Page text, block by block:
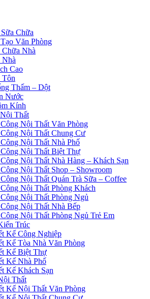
Chữa
Văn Phòng
Chữa Nhà
Nhà
Cao
Tôn
Thấm – Dột
Nước
Kính
Thất
Nội Thất Văn Phòng
Nội Thất Chung Cư
Nội Thất Nhà Phố
Nội Thất Biệt Thự
Nội Thất Nhà Hàng – Khách Sạn
Nội Thất Shop – Showroom
Nội Thất Quán Trà Sữa – Coffee
Nội Thất Phòng Khách
Nội Thất Phòng Ngủ
Nội Thất Nhà Bếp
Nội Thất Phòng Ngủ Trẻ Em
Trúc
Kế Công Nghiệp
Kế Tòa Nhà Văn Phòng
Kế Biệt Thự
Kế Nhà Phố
Kế Khách Sạn
Thất
Kế Nội Thất Văn Phòng